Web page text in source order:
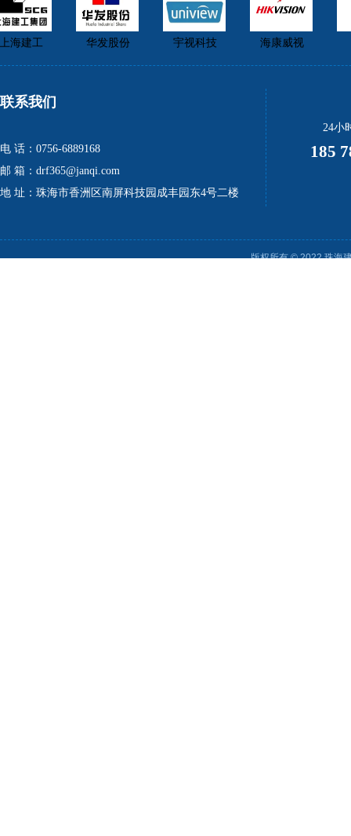
24小
185
版权所有 © 2022 珠海
联系我们
电 话：0756-6889168
邮 箱：drf365@janqi.com
地 址：珠海市香洲区南屏科技园成丰园东4号二楼
建工 华发股份 宇视科技 海康威视